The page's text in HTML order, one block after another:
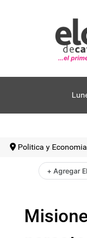
Politica y Economia
+ Agregar